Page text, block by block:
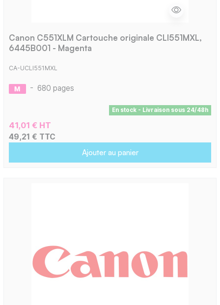
Canon C551XLM Cartouche originale CLI551MXL,
6445B001 - Magenta
CA-UCLI551MXL
- 680 pages
En stock - Livraison sous 24/48h
41,01 € HT
49,21 € TTC
Ajouter au panier